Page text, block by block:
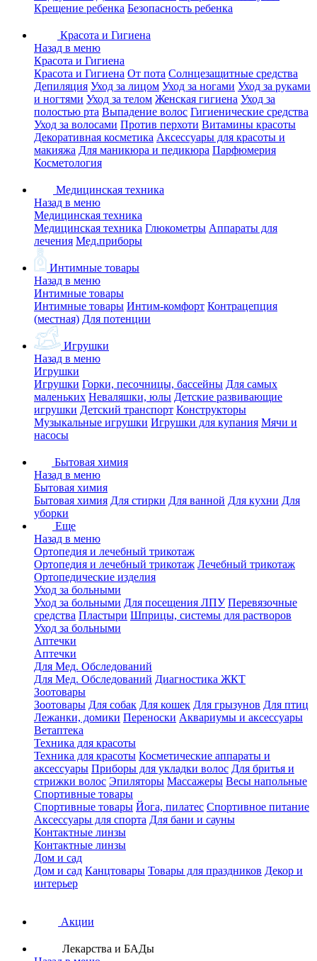
Крещение ребенка Безопасность ребенка
Красота и Гигиена
Назад в меню
Красота и Гигиена
Красота и Гигиена От пота Солнцезащитные средства
Депиляция Уход за лицом Уход за ногами Уход за руками
и ногтями Уход за телом Женская гигиена Уход за
полостью рта Выпадение волос Гигиенические средства
Уход за волосами Против перхоти Витамины красоты
Декоративная косметика Аксессуары для красоты и
макияжа Для маникюра и педикюра Парфюмерия
Косметология
Медицинская техника
Назад в меню
Медицинская техника
Медицинская техника Глюкометры Аппараты для
лечения Мед.приборы
Интимные товары
Назад в меню
Интимные товары
Интимные товары Интим-комфорт Контрацепция
(местная) Для потенции
Игрушки
Назад в меню
Игрушки
Игрушки Горки, песочницы, бассейны Для самых
маленьких Неваляшки, юлы Детские развивающие
игрушки Детский транспорт Конструкторы
Музыкальные игрушки Игрушки для купания Мячи и
насосы
Бытовая химия
Назад в меню
Бытовая химия
Бытовая химия Для стирки Для ванной Для кухни Для
уборки
Еще
Назад в меню
Ортопедия и лечебный трикотаж
Ортопедия и лечебный трикотаж Лечебный трикотаж
Ортопедические изделия
Уход за больными
Уход за больными Для посещения ЛПУ Перевязочные
средства Пластыри Шприцы, системы для растворов
Уход за больными
Аптечки
Аптечки
Для Мед. Обследований
Для Мед. Обследований Диагностика ЖКТ
Зоотовары
Зоотовары Для собак Для кошек Для грызунов Для птиц
Лежанки, домики Переноски Аквариумы и аксессуары
Ветаптека
Техника для красоты
Техника для красоты Косметические аппараты и
аксессуары Приборы для укладки волос Для бритья и
стрижки волос Эпиляторы Массажеры Весы напольные
Спортивные товары
Спортивные товары Йога, пилатес Спортивное питание
Аксессуары для спорта Для бани и сауны
Контактные линзы
Контактные линзы
Дом и сад
Дом и сад Канцтовары Товары для праздников Декор и
интерьер
Акции
Лекарства и БАДы